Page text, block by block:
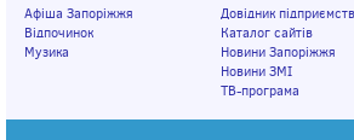
Афіша Запоріжжя
Відпочинок
Музика
Довідник підприємств
Каталог сайтів
Новини Запоріжжя
Новини ЗМІ
ТВ-програма